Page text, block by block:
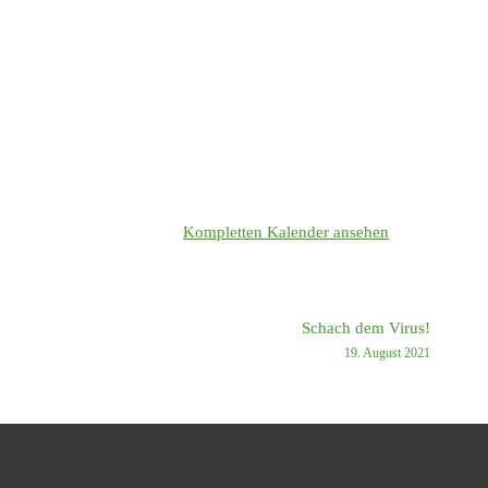
Kompletten Kalender ansehen
Schach dem Virus!
19. August 2021